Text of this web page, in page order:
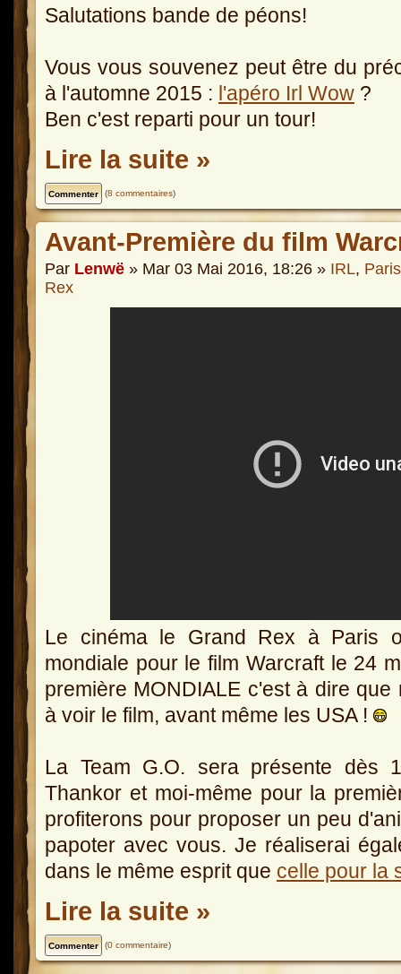
Salutations bande de péons!
Vous vous souvenez peut être du
à l'automne 2015 : l'apéro Irl Wow ?
Ben c'est reparti pour un tour!
Lire la suite »
(8 commentaires)
Avant-Première du film
Par Lenwë » Mar 03 Mai 2016, 18:26 » IRL, Paris
Rex
Le cinéma le Grand Rex à Paris
mondiale pour le film Warcraft le 24
première MONDIALE c'est à dire
à voir le film, avant même les USA !
La Team G.O. sera présente dès
Thankor et moi-même pour la
profiterons pour proposer un peu
papoter avec vous. Je réaliserai
dans le même esprit que celle pour la
Lire la suite »
(0 commentaire)